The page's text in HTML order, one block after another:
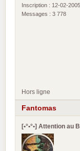
Inscription : 12-02-2005
Messages : 3 778
Hors ligne
Fantomas
[•°•°•] Attention au